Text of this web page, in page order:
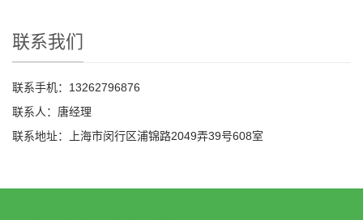
联系我们
联系手机：13262796876
联系人：唐经理
联系地址：上海市闵行区浦锦路2049弄39号608室